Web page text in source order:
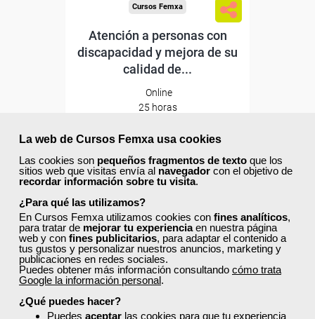
La web de Cursos Femxa usa cookies
Las cookies son pequeños fragmentos de texto que los
sitios web que visitas envía al navegador con el objetivo de
recordar información sobre tu visita.
¿Para qué las utilizamos?
En Cursos Femxa utilizamos cookies con fines analíticos,
para tratar de mejorar tu experienciaen nuestra página
web y con fines publicitarios, para adaptar el contenido a
tus gustos y personalizar nuestros anuncios, marketing y
publicaciones en redes sociales.
Puedes obtener más información consultando cómo trata
Google la información personal.
¿Qué puedes hacer?
Puedes aceptar las cookies para que tu experiencia
Cursos Femxa
Atención a personas con
discapacidad y mejora de su
calidad de...
Online
25 horas
0
40% DTO.
Descuentos especiales
Sin requisitos de acceso